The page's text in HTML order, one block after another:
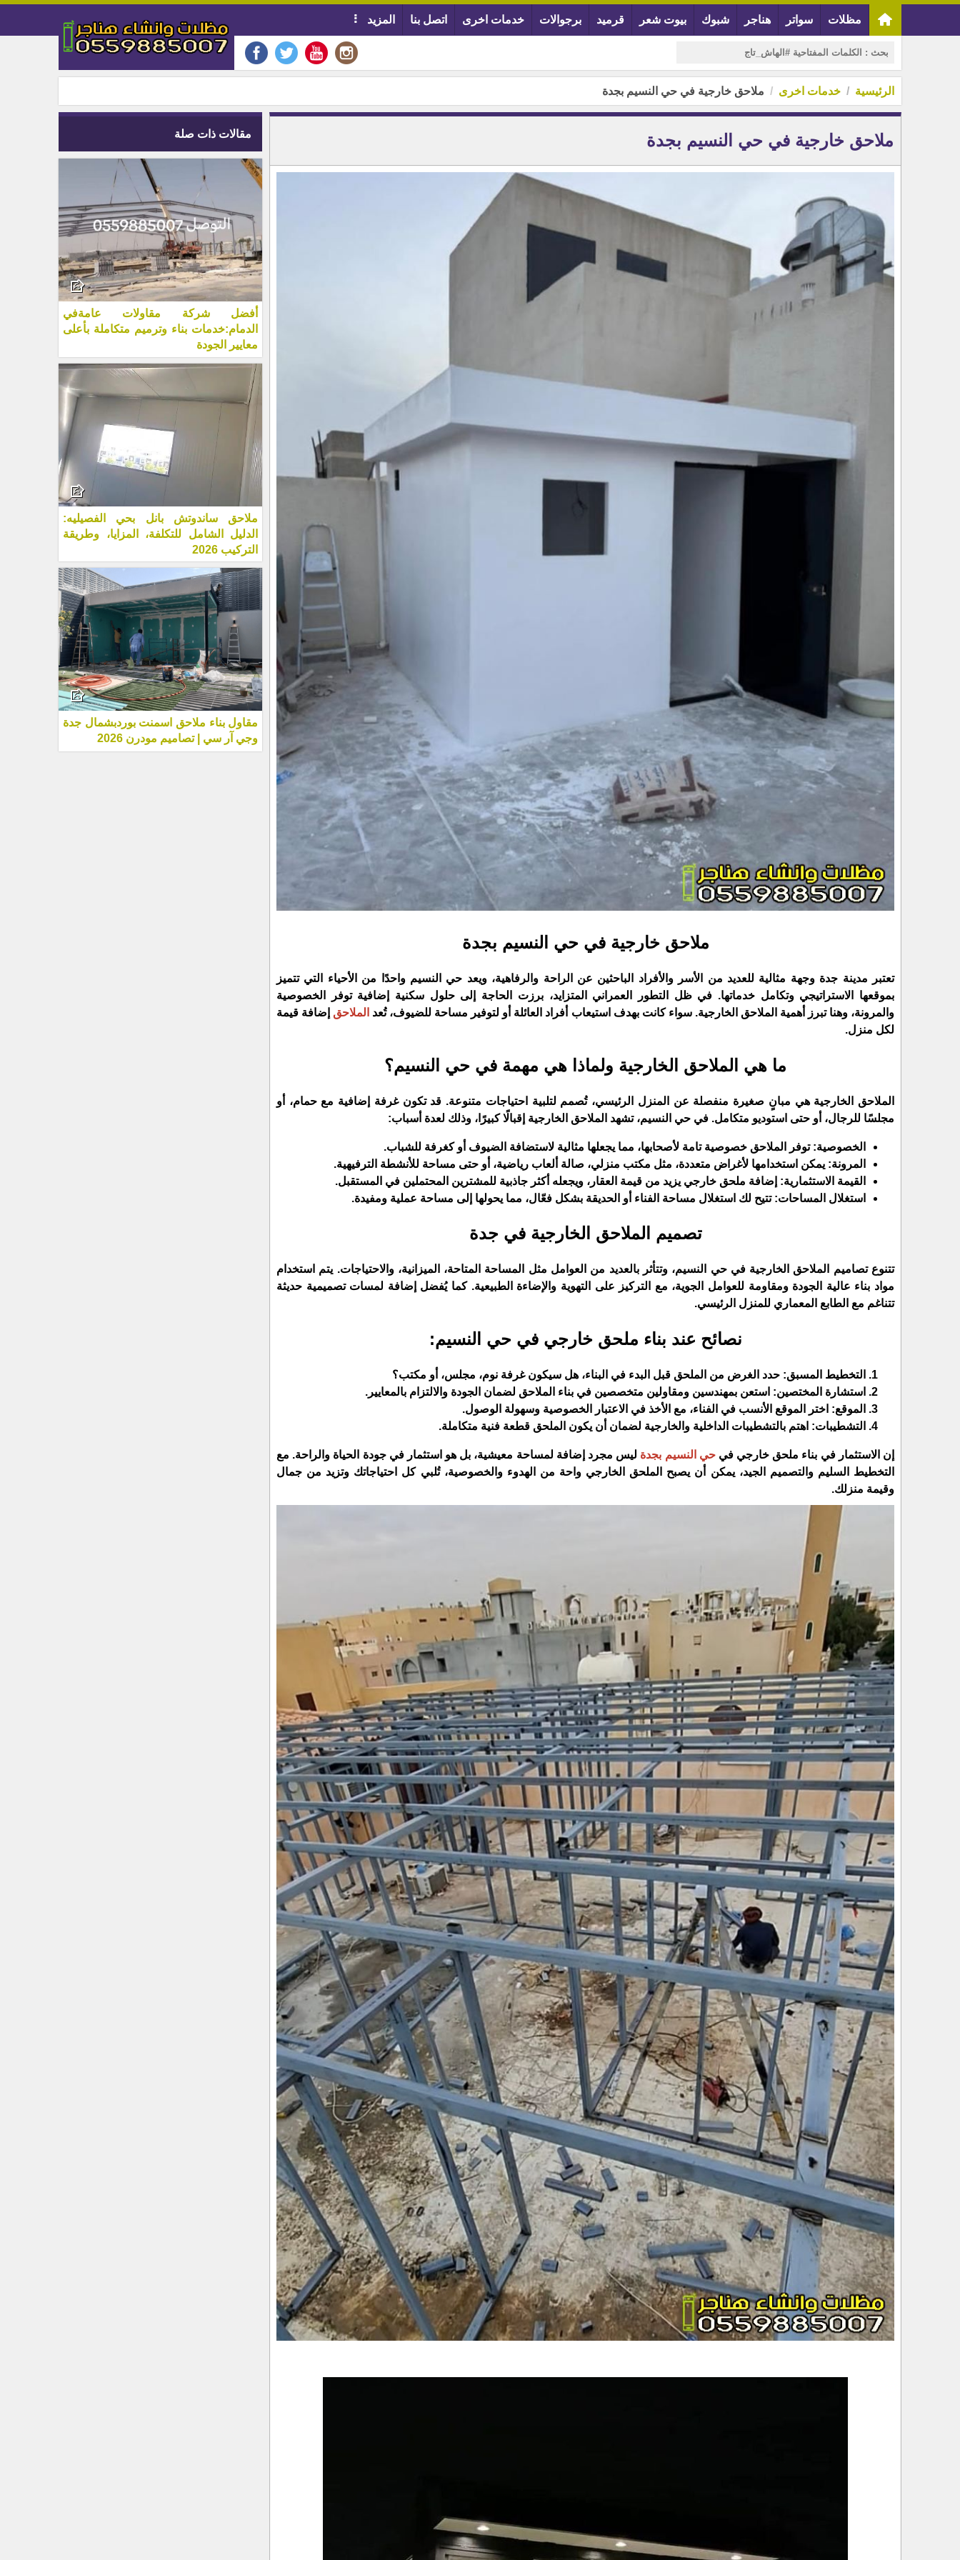
مظلات سواتر هناجر شبوك بيوت شعر قرميد برجوالات خدمات اخرى اتصل بنا المزيد
الرئيسية خدمات اخرى ملاحق خارجية في حي النسيم بجدة
ملاحق خارجية في حي النسيم بجدة
ملاحق خارجية في حي النسيم بجدة
​تعتبر مدينة جدة وجهة مثالية للعديد من الأسر والأفراد الباحثين عن الراحة والرفاهية، ويعد حي النسيم واحدًا من الأحياء التي تتميز
بموقعها الاستراتيجي وتكامل خدماتها. في ظل التطور العمراني المتزايد، برزت الحاجة إلى حلول سكنية إضافية توفر الخصوصية
والمرونة، وهنا تبرز أهمية الملاحق الخارجية. سواء كانت بهدف استيعاب أفراد العائلة أو لتوفير مساحة للضيوف، تُعد الملاحق إضافة قيمة
لكل منزل.
​ما هي الملاحق الخارجية ولماذا هي مهمة في حي النسيم؟
​الملاحق الخارجية هي مبانٍ صغيرة منفصلة عن المنزل الرئيسي، تُصمم لتلبية احتياجات متنوعة. قد تكون غرفة إضافية مع حمام، أو
مجلسًا للرجال، أو حتى استوديو متكامل. في حي النسيم، تشهد الملاحق الخارجية إقبالًا كبيرًا، وذلك لعدة أسباب:
​الخصوصية: توفر الملاحق خصوصية تامة لأصحابها، مما يجعلها مثالية لاستضافة الضيوف أو كغرفة للشباب.
​المرونة: يمكن استخدامها لأغراض متعددة، مثل مكتب منزلي، صالة ألعاب رياضية، أو حتى مساحة للأنشطة الترفيهية.
​القيمة الاستثمارية: إضافة ملحق خارجي يزيد من قيمة العقار، ويجعله أكثر جاذبية للمشترين المحتملين في المستقبل.
​استغلال المساحات: تتيح لك استغلال مساحة الفناء أو الحديقة بشكل فعّال، مما يحولها إلى مساحة عملية ومفيدة.
​تصميم الملاحق الخارجية في جدة
​تتنوع تصاميم الملاحق الخارجية في حي النسيم، وتتأثر بالعديد من العوامل مثل المساحة المتاحة، الميزانية، والاحتياجات. يتم استخدام
مواد بناء عالية الجودة ومقاومة للعوامل الجوية، مع التركيز على التهوية والإضاءة الطبيعية. كما يُفضل إضافة لمسات تصميمية حديثة
تتناغم مع الطابع المعماري للمنزل الرئيسي.
​نصائح عند بناء ملحق خارجي في حي النسيم:
​التخطيط المسبق: حدد الغرض من الملحق قبل البدء في البناء، هل سيكون غرفة نوم، مجلس، أو مكتب؟
​استشارة المختصين: استعن بمهندسين ومقاولين متخصصين في بناء الملاحق لضمان الجودة والالتزام بالمعايير.
​الموقع: اختر الموقع الأنسب في الفناء، مع الأخذ في الاعتبار الخصوصية وسهولة الوصول.
​التشطيبات: اهتم بالتشطيبات الداخلية والخارجية لضمان أن يكون الملحق قطعة فنية متكاملة.
​إن الاستثمار في بناء ملحق خارجي فيحي النسيم بجدة ليس مجرد إضافة لمساحة معيشية، بل هو استثمار في جودة الحياة والراحة. مع
التخطيط السليم والتصميم الجيد، يمكن أن يصبح الملحق الخارجي واحة من الهدوء والخصوصية، تُلبي كل احتياجاتك وتزيد من جمال
وقيمة منزلك.
مقالات ذات صلة
أفضل شركة مقاولات عامةفي
الدمام:خدمات بناء وترميم متكاملة بأعلى
معايير الجودة
ملاحق ساندوتش بانل بحي الفصيليه:
الدليل الشامل للتكلفة، المزايا، وطريقة
التركيب 2026
مقاول بناء ملاحق اسمنت بوردبشمال جدة
وجي آر سي | تصاميم مودرن 2026